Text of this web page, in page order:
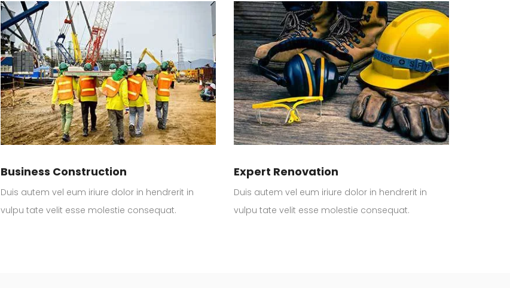
Business Construction
Duis autem vel eum iriure dolor in hendrerit in
vulpu tate velit esse molestie consequat.
Expert Renovation
Duis autem vel eum iriure dolor in hendrerit in
vulpu tate velit esse molestie consequat.